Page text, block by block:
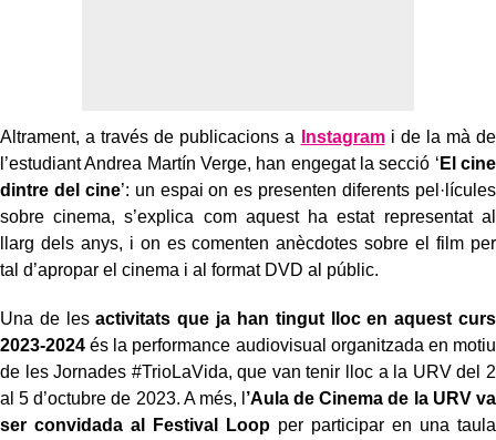
Altrament, a través de publicacions a Instagrami de la mà de
l’estudiant Andrea Martín Verge, han engegat la secció ‘ El cine
dintre del cine’: un espai on es presenten diferents pel·lícules
sobre cinema, s’explica com aquest ha estat representat al
llarg dels anys, i on es comenten anècdotes sobre el film per
tal d’apropar el cinema i al format DVD al públic.
Una de lesactivitats que ja han tingut lloc en aquest curs
2023-2024 és la performance audiovisual organitzada en motiu
de les Jornades #TrioLaVida, que van tenir lloc a la URV del 2
al 5 d’octubre de 2023. A més, l ’Aula de Cinema de la URV va
ser convidada al Festival Loopper participar en una taula